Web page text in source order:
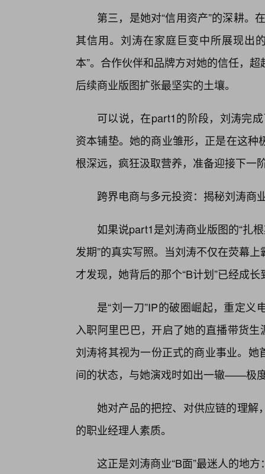
第三，是她对“信用资产”的深耕。
其信用。刘涛在家庭巨变中所展现出
本”。合作伙伴和品牌方对她的信任，
后续商业版图扩张最坚实的土壤。
可以说，在part1的阶段，刘涛完
资本铺垫。她的商业雏形，正是在这
根深远，疯狂汲取营养，准备迎接下一
跨界电商与多元投资：揭秘刘涛商
如果说part1是刘涛商业版图的“扎
发期”的真实写照。当刘涛不仅在荧幕
才发现，她背后的那个“B计划”已经成
是“刘一刀”IP的破圈崛起，重定义
入职阿里巴巴，开启了她的直播带货
刘涛将其视为一份正式的商业事业。
间的状态，与她演戏时如出一辙——极
她对产品的把控、对供应链的理
的职业经理人素质。
这正是刘涛商业“B面”最迷人的地